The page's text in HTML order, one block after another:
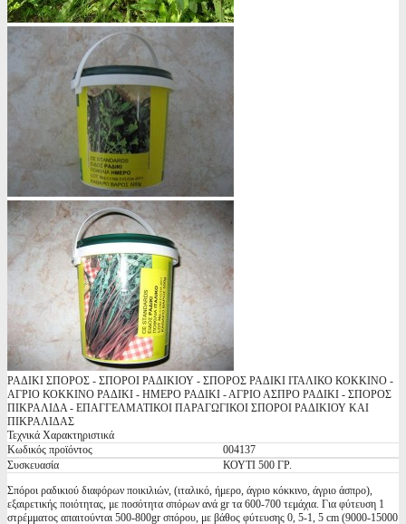
ΡΑΔΙΚΙ ΣΠΟΡΟΣ - ΣΠΟΡΟΙ ΡΑΔΙΚΙΟΥ - ΣΠΟΡΟΣ ΡΑΔΙΚΙ ΙΤΑΛΙΚΟ ΚΟΚΚΙΝΟ -
ΑΓΡΙΟ ΚΟΚΚΙΝΟ ΡΑΔΙΚΙ - ΗΜΕΡΟ ΡΑΔΙΚΙ - ΑΓΡΙΟ ΑΣΠΡΟ ΡΑΔΙΚΙ - ΣΠΟΡΟΣ
ΠΙΚΡΑΛΙΔΑ - ΕΠΑΓΓΕΛΜΑΤΙΚΟΙ ΠΑΡΑΓΩΓΙΚΟΙ ΣΠΟΡΟΙ ΡΑΔΙΚΙΟΥ ΚΑΙ
ΠΙΚΡΑΛΙΔΑΣ
Τεχνικά Χαρακτηριστικά
Κωδικός προϊόντος
004137
Συσκευασία
ΚΟΥΤΙ 500 ΓΡ.
Σπόροι ραδικιού διαφόρων ποικιλιών, (ιταλικό, ήμερο, άγριο κόκκινο, άγριο άσπρο),
εξαιρετικής ποιότητας, με ποσότητα σπόρων ανά gr τα 600-700 τεμάχια. Για φύτευση 1
στρέμματος απαιτούνται 500-800gr σπόρου, με βάθος φύτευσης 0, 5-1, 5 cm (9000-15000